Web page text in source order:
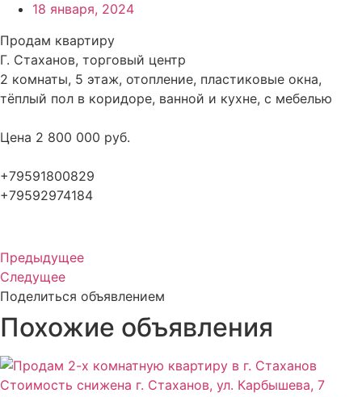
18 января, 2024
Продам квартиру
Г. Стаханов, торговый центр
2 комнаты, 5 этаж, отопление, пластиковые окна,
тёплый пол в коридоре, ванной и кухне, с мебелью
Цена 2 800 000 руб.
+79591800829
+79592974184
Предыдущее
Следущее
Поделиться объявлением
Похожие объявления